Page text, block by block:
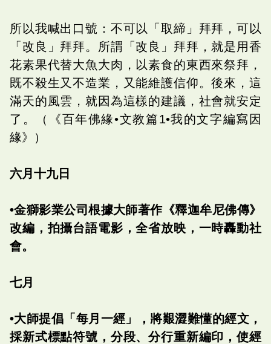
所以我喊出口號：不可以「取締」拜拜，可以
「改良」拜拜。所謂「改良」拜拜，就是用香
花素果代替大魚大肉，以素食的東西來祭拜，
既不殺生又不造業，又能維護信仰。後來，這
滿天的風雲，就因為這樣的建議，社會就安定
了。（《百年佛緣•文教篇1•我的文字編寫因
緣》）
六月十九日
‭•金獅影業公司根據大師著作《釋迦牟尼佛傳》
改編，拍攝台語電影，全省放映，一時轟動社
會。
七月
‭•大師提倡「每月一經」，將艱澀難懂的經文，
採新式標點符號，分段、分行重新編印，使經